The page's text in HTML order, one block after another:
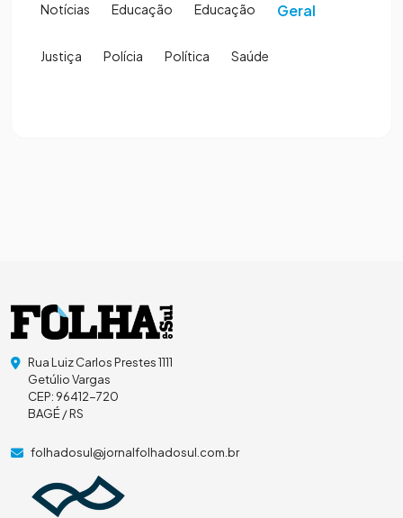
Notícias Educação Educação Geral
Justiça Polícia Política Saúde
Rua Luiz Carlos Prestes 1111
Getúlio Vargas
CEP: 96412-720
BAGÉ / RS
folhadosul@jornalfolhadosul.com.br